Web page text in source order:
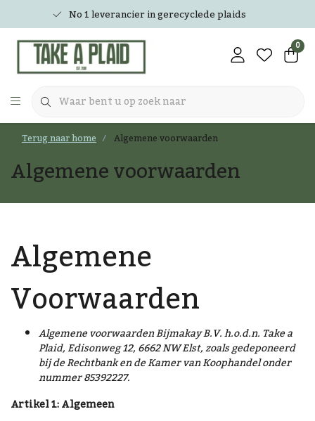
No 1 leverancier in gerecyclede plaids
0
Terug naar home Algemene voorwaarden
Algemene voorwaarden
Algemene
Voorwaarden
Algemene voorwaarden Bijmakay B.V. h.o.d.n. Take a
Plaid, Edisonweg 12, 6662 NW Elst, zoals gedeponeerd
bij de Rechtbank en de Kamer van Koophandel onder
nummer85392227.
Artikel 1: Algemeen